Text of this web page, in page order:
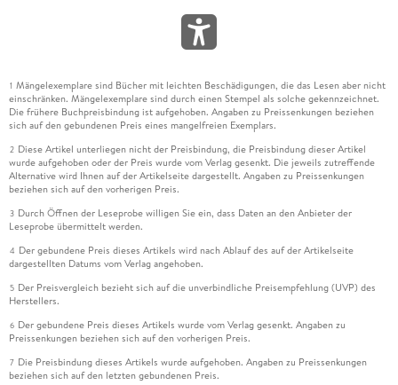
1 Mängelexemplare sind Bücher mit leichten Beschädigungen, die das Lesen aber nicht
einschränken. Mängelexemplare sind durch einen Stempel als solche gekennzeichnet.
Die frühere Buchpreisbindung ist aufgehoben. Angaben zu Preissenkungen beziehen
sich auf den gebundenen Preis eines mangelfreien Exemplars.
2 Diese Artikel unterliegen nicht der Preisbindung, die Preisbindung dieser Artikel
wurde aufgehoben oder der Preis wurde vom Verlag gesenkt. Die jeweils zutreffende
Alternative wird Ihnen auf der Artikelseite dargestellt. Angaben zu Preissenkungen
beziehen sich auf den vorherigen Preis.
3 Durch Öffnen der Leseprobe willigen Sie ein, dass Daten an den Anbieter der
Leseprobe übermittelt werden.
4 Der gebundene Preis dieses Artikels wird nach Ablauf des auf der Artikelseite
dargestellten Datums vom Verlag angehoben.
5 Der Preisvergleich bezieht sich auf die unverbindliche Preisempfehlung (UVP) des
Herstellers.
6 Der gebundene Preis dieses Artikels wurde vom Verlag gesenkt. Angaben zu
Preissenkungen beziehen sich auf den vorherigen Preis.
7 Die Preisbindung dieses Artikels wurde aufgehoben. Angaben zu Preissenkungen
beziehen sich auf den letzten gebundenen Preis.